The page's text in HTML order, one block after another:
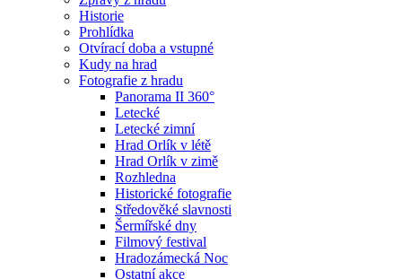
Historie
Prohlídka
Otvírací doba a vstupné
Kudy na hrad
Fotografie z hradu
Panorama II 360°
Letecké
Letecké zimní
Hrad Orlík v létě
Hrad Orlík v zimě
Rozhledna
Historické fotografie
Středověké slavnosti
Šermířské dny
Filmový festival
Hradozámecká Noc
Ostatní akce